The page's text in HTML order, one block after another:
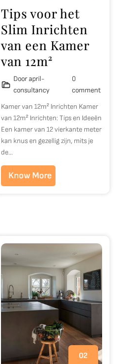
Tips voor het
Slim Inrichten
van een Kamer
van 12m²
Door april-
consultancy
0
comment
Kamer van 12m² Inrichten Kamer
van 12m² Inrichten: Tips en Ideeën
Een kamer van 12 vierkante meter
kan knus en gezellig zijn, mits je
de…
Know More
02